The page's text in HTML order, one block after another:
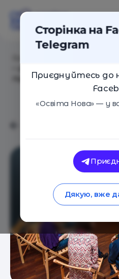
підлітків
Сторінка на
Telegram
Приєднуйтесь до
«Освіта Нова» — у
Дякую, вже